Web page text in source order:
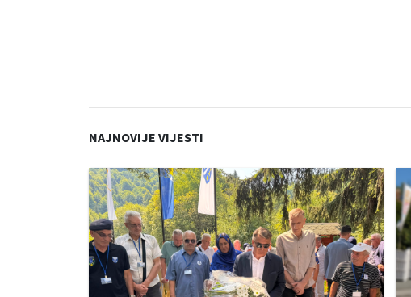
NAJNOVIJE VIJESTI